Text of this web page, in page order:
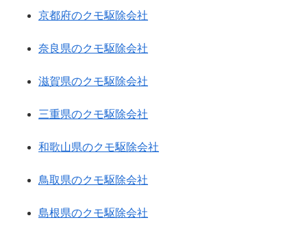
京都府のクモ駆除会社
奈良県のクモ駆除会社
滋賀県のクモ駆除会社
三重県のクモ駆除会社
和歌山県のクモ駆除会社
鳥取県のクモ駆除会社
島根県のクモ駆除会社